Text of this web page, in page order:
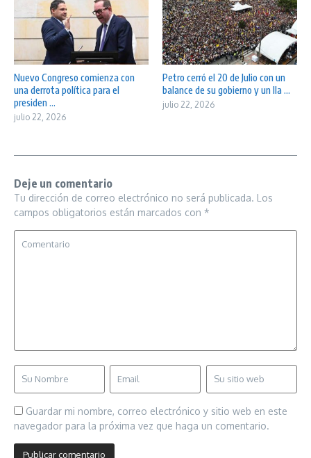
Nuevo Congreso comienza con
una derrota política para el
presiden ...
julio 22, 2026
Petro cerró el 20 de Julio con un
balance de su gobierno y un lla ...
julio 22, 2026
Deje un comentario
Tu dirección de correo electrónico no será publicada. Los
campos obligatorios están marcados con *
Guardar mi nombre, correo electrónico y sitio web en este
navegador para la próxima vez que haga un comentario.